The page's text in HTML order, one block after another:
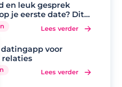
en leuk gesprek
je eerste date? Dit
beste
Lees verder
datingapp voor
relaties
Lees verder